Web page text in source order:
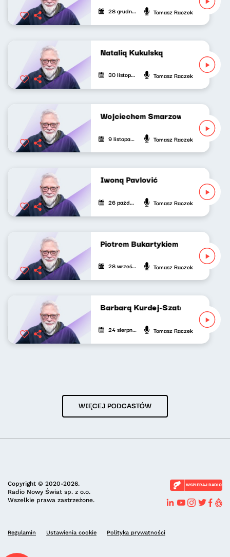
28 grudnia 2025 Tomasz Raczek
Idę do kina z Natalią Kukulską
30 listopada 2025 Tomasz Raczek
Idę do kina z Wojciechem Smarzowskim
9 listopada 2025 Tomasz Raczek
Idę do kina z Iwoną Pavlović
26 października 2025 Tomasz Raczek
Idę do kina z Piotrem Bukartykiem
28 września 2025 Tomasz Raczek
Idę do kina z Barbarą Kurdej-Szatan
24 sierpnia 2025 Tomasz Raczek
WIĘCEJ PODCASTÓW
Copyright © 2020-2026.
Radio Nowy Świat sp. z o.o.
Wszelkie prawa zastrzeżone.
WSPIERAJ RADIO
Regulamin Ustawienia cookie Polityka prywatności